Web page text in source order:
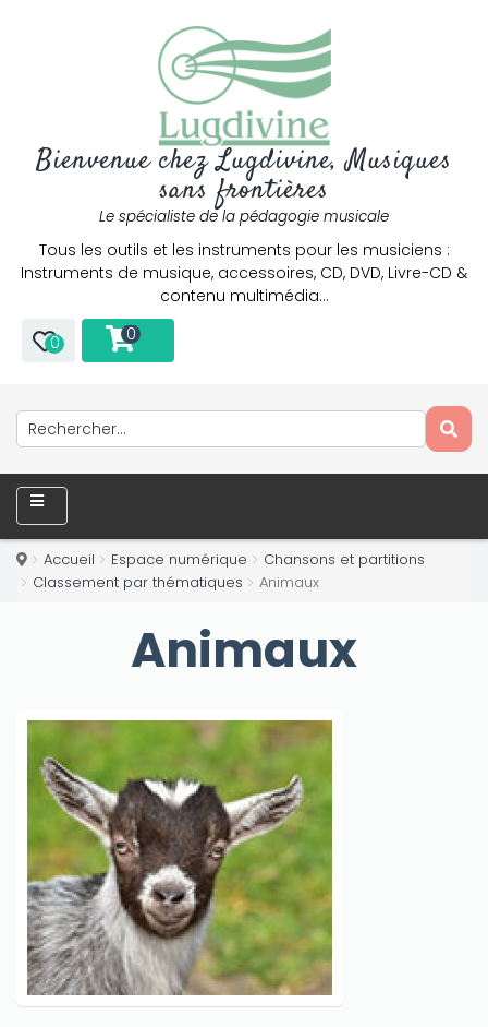
Bienvenue chez Lugdivine, Musiques
sans frontières
Le spécialiste de la pédagogie musicale
Tous les outils et les instruments pour les musiciens :
Instruments de musique, accessoires, CD, DVD, Livre-CD &
contenu multimédia…
0 0
Accueil Espace numérique
Chansons et partitions
Classement par thématiques
Animaux
Animaux